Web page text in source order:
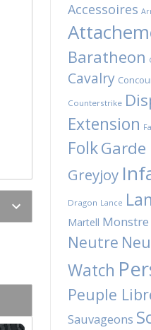
Accessoires
Baratheon
Cavalry
Counterstrike
Extension
Folk
Greyjoy
Dragon Lance
Martell Monstre
Neutre
Watch
Peuple
Sauvageons